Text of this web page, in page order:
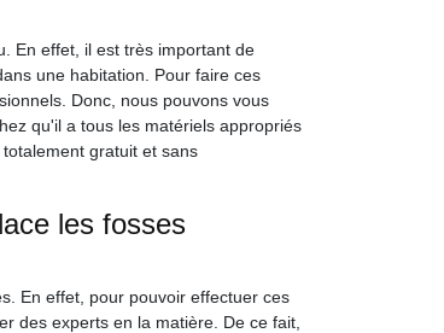
En effet, il est très important de
une habitation. Pour faire ces
Donc, nous pouvons vous
qu'il a tous les matériels appropriés
gratuit et sans
les fosses
En effet, pour pouvoir effectuer ces
des experts en la matière. De ce fait,